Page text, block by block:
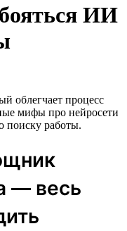
ИИ
облегчает процесс
мифы про нейросети
поиску работы.
— весь